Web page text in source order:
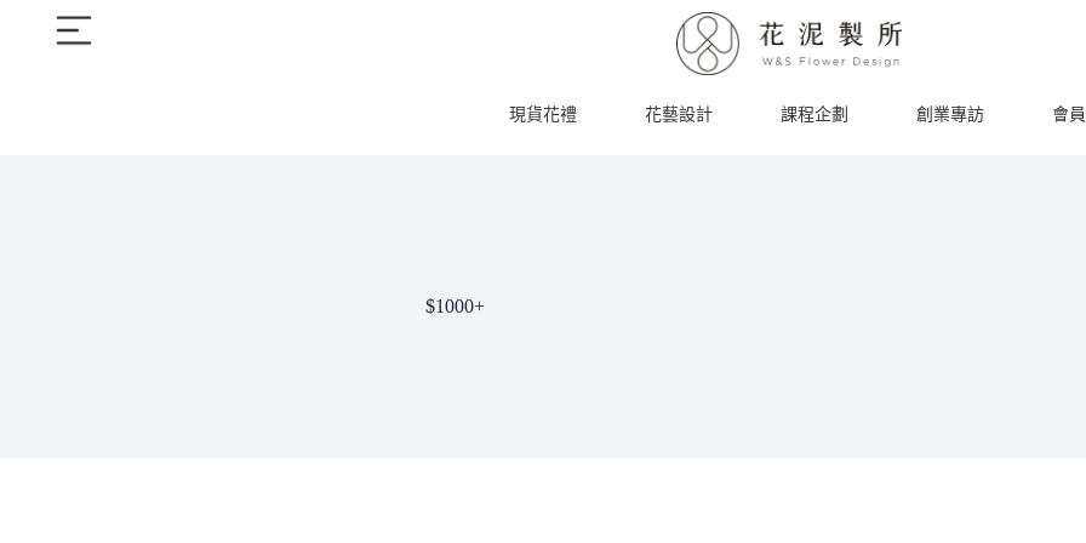
現貨花禮 花藝設計 課程企劃 創業專訪 會
$1000+